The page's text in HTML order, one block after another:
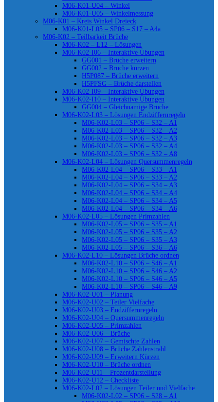
M06-K01-U04 – Winkel
M06-K01-U05 – Winkelmessung
M06-K01 – Kreis Winkel Dreieck
M06-K01-L05 – SP06 – S17 – A4a
M06-K02 – Teilbarkeit Brüche
M06-K02 – L12 – Lösungen
M06-K02-I06 – Interaktive Übungen
GG001 – Brüche erweitern
GG002 – Brüche kürzen
H5P087 – Brüche erweitern
H5PFSG – Brüche darstellen
M06-K02-I09 – Interaktive Übungen
M06-K02-I10 – Interaktive Übungen
GG004 – Gleichnamige Brüche
M06-K02-L03 – Lösungen Endziffernregeln
M06-K02-L03 – SP06 – S32 – A1
M06-K02-L03 – SP06 – S32 – A2
M06-K02-L03 – SP06 – S32 – A3
M06-K02-L03 – SP06 – S32 – A4
M06-K02-L03 – SP06 – S32 – A8
M06-K02-L04 – Lösungen Quersummenregeln
M06-K02-L04 – SP06 – S33 – A1
M06-K02-L04 – SP06 – S33 – A2
M06-K02-L04 – SP06 – S34 – A3
M06-K02-L04 – SP06 – S34 – A4
M06-K02-L04 – SP06 – S34 – A5
M06-K02-L04 – SP06 – S34 – A6
M06-K02-L05 – Lösungen Primzahlen
M06-K02-L05 – SP06 – S35 – A1
M06-K02-L05 – SP06 – S35 – A2
M06-K02-L05 – SP06 – S35 – A3
M06-K02-L05 – SP06 – S36 – A6
M06-K02-L10 – Lösungen Brüche ordnen
M06-K02-L10 – SP06 – S46 – A1
M06-K02-L10 – SP06 – S46 – A2
M06-K02-L10 – SP06 – S46 – A5
M06-K02-L10 – SP06 – S46 – A9
M06-K02-U01 – Planung
M06-K02-U02 – Teiler Vielfache
M06-K02-U03 – Endziffernregeln
M06-K02-U04 – Quersummenregeln
M06-K02-U05 – Primzahlen
M06-K02-U06 – Brüche
M06-K02-U07 – Gemischte Zahlen
M06-K02-U08 – Brüche Zahlenstrahl
M06-K02-U09 – Erweitern Kürzen
M06-K02-U10 – Brüche ordnen
M06-K02-U11 – Prozentdarstellung
M06-K02-U12 – Checkliste
M06-K02-L02 – Lösungen Teiler und Vielfache
M06-K02-L02 – SP06 – S28 – A1